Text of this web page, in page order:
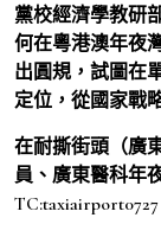
黨校經濟學教研
何在粵港澳年夜
出圓規，試圖在
定位，從國家戰
在耐撕街頭（廣
員、廣東醫科年
TC:taxiairport0727